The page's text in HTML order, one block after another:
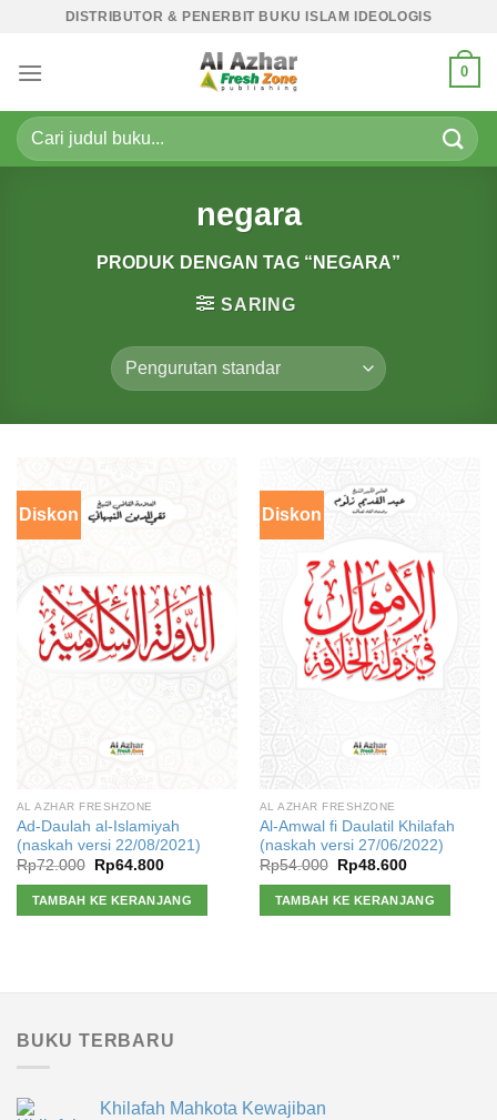
content
DISTRIBUTOR & PENERBIT BUKU ISLAM IDEOLOGIS
0
Pencarian
untuk:
negara
PRODUK DENGAN TAG “NEGARA”
SARING
Diskon
AL AZHAR FRESHZONE
Ad-Daulah al-Islamiyah
(naskah versi 22/08/2021)
Rp72.000
Harga
aslinya
adalah:
Rp72.000.
Rp64.800Harga
ini
adalah:
TAMBAH KE KERANJANG
Diskon
AL AZHAR FRESHZONE
Al-Amwal fi Daulatil Khilafah
(naskah versi 27/06/2022)
Rp54.000
Harga
aslinya
adalah:
Rp54.000.
Rp48.600Harga
ini
adalah:
TAMBAH KE KERANJANG
BUKU TERBARU
Khilafah Mahkota Kewajiban